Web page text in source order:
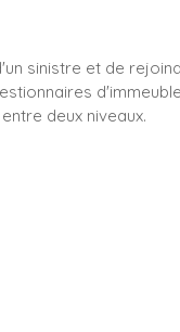
sinistre et de
deux niveaux.